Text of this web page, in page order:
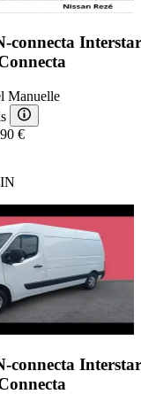
connecta
Manuelle
€
connecta